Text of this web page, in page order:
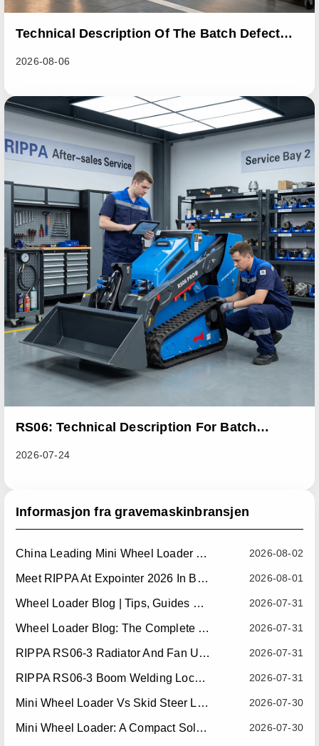
Technical Description Of The Batch Defect
2026-08-06
RS06: Technical Description For Batch
2026-07-24
Informasjon fra gravemaskinbransjen
2026-08-02
China Leading Mini Wheel Loader Supplier: Reliable Compact Wheel Loaders For Global Markets
2026-08-01
Meet RIPPA At Expointer 2026 In Brazil
2026-07-31
Wheel Loader Blog | Tips, Guides & Attachments
2026-07-31
Wheel Loader Blog: The Complete Guide To Wheel Loaders For Construction, Agriculture, And Material Handling
2026-07-31
RIPPA RS06-3 Radiator And Fan Upgrade — Effective July 10, 2026
2026-07-31
RIPPA RS06-3 Boom Welding Locating Bar Optimization — Effective July 15, 2026
2026-07-30
Mini Wheel Loader Vs Skid Steer Loader: Which Compact Machine Is Better For Your Business?
2026-07-30
Mini Wheel Loader: A Compact Solution For Efficient Material Handling